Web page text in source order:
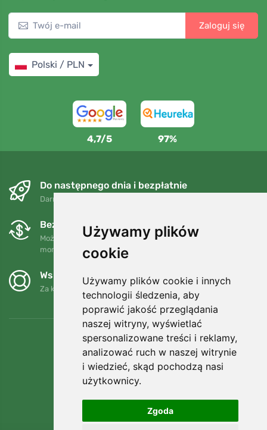
Używamy plików
cookie
Używamy plików cookie i innych
technologii śledzenia, aby
poprawić jakość przeglądania
naszej witryny, wyświetlać
spersonalizowane treści i reklamy,
analizować ruch w naszej witrynie
i wiedzieć, skąd pochodzą nasi
użytkownicy.
Zgoda
Zaloguj się
Polski / PLN
4,7/5 97%
Do następnego dnia i bezpłatnie
Darmowa wysyłka dla zamówień powyżej 250 PLN
Bezpłatne wymiany i zwroty
Możesz zwrócić lub wymienić swoje zamówienie w dowolnym
momencie w ciągu 90 dni.
Wspieramy Trees.org
Za każde zamówienie sadzimy drzewo! Czytaj więcej